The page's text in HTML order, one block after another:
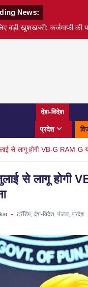
News:
बड़ी खुशखबरी; कर्जमाफी की
देश-विदेश
प्रदेश
से लागू होगी VB-G RAM G
से लागू होगी
ट्रेंडिंग, देश-विदेश, पंजाब,प्रदेश